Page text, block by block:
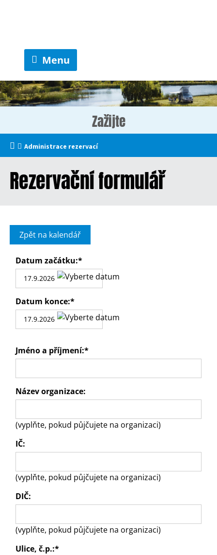
Menu
Zažijte
Administrace rezervací
Rezervační formulář
Zpět na kalendář
Datum začátku:*
Datum konce:*
Jméno a příjmení:*
Název organizace:
(vyplňte, pokud půjčujete na organizaci)
IČ:
(vyplňte, pokud půjčujete na organizaci)
DIČ:
(vyplňte, pokud půjčujete na organizaci)
Ulice, č.p.:*